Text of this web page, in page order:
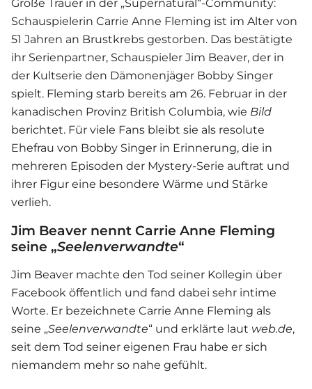
Große Trauer in der „Supernatural“-Community:
Schauspielerin Carrie Anne Fleming ist im Alter von
51 Jahren an Brustkrebs gestorben. Das bestätigte
ihr Serienpartner, Schauspieler Jim Beaver, der in
der Kultserie den Dämonenjäger Bobby Singer
spielt. Fleming starb bereits am 26. Februar in der
kanadischen Provinz British Columbia, wie Bild
berichtet. Für viele Fans bleibt sie als resolute
Ehefrau von Bobby Singer in Erinnerung, die in
mehreren Episoden der Mystery-Serie auftrat und
ihrer Figur eine besondere Wärme und Stärke
verlieh.
Jim Beaver nennt Carrie Anne Fleming
seine „Seelenverwandte“
Jim Beaver machte den Tod seiner Kollegin über
Facebook öffentlich und fand dabei sehr intime
Worte. Er bezeichnete Carrie Anne Fleming als
seine „Seelenverwandte“ und erklärte laut web.de,
seit dem Tod seiner eigenen Frau habe er sich
niemandem mehr so nahe gefühlt.